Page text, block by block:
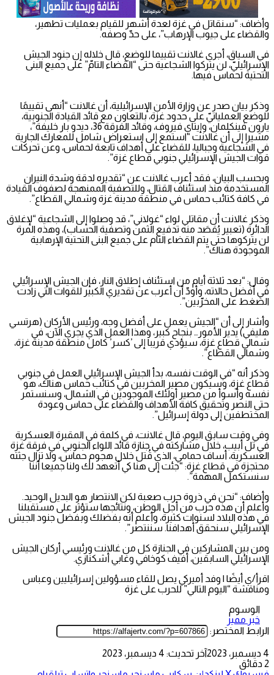
وأضاف: “سنقاتل في غزة لعدة أشهر للقيام بعمليات تطهير،
والقضاء على جيوب الإرهاب”، على حدّ وصفه.
في السياق، أجرى غالانت تقييما للوضع، قال خلاله إن جنود الجيش
الإسرائيليّ، لن يتركوا الشجاعية حتى “القضاء التامّ” على جميع البنى
التحتية لحماس فيها.
وذكر بيان صدر عن وزارة الأمن الإسرائيلية، أن غالانت “أنهى تقييمًا
للوضع العملياتيّ على حدود غزة، بالتعاون مع قائد القيادة الجنوبية،
يارون فينكلمان، وإيتاي فيروف، وقائد الفرقة 36، ديدو بار خليفة”،
مشيرا إلى أن غالانت “استمع إلى استعراض شامل للمعارك الجارية
في الشجاعية وجباليا، للقضاء على أهداف تابعة لحماس، وعن تحركات
قوات الجيش الإسرائيلي جنوبي قطاع غزة”.
وبحسب البيان، فقد أعرب غالانت عن “تقديره لدقة وشدة النيران
المستخدمة منذ استئناف القتال، وللتصفية الممنهجة لصفوف القيادة
في كافة كتائب حماس في منطقة مدينة غزة وشمالي القطاع”.
وذكر غالانت أن مقاتلي لواء “غولاني”، قد وصلوا إلى الشجاعية “لإغلاق
الدائرة (تعبير يُقصَد منه تدفيع الثمن وتصفية الحساب)، وهذه المرة
لن يتركوها حتى يتم القضاء التام على جميع البنى التحتية الإرهابية
الموجودة هناك”.
وقال: “بعد ثلاثة أيام من استئناف إطلاق النار، فإن الجيش الإسرائيلي
في أفضل حالاته، وأودّ أن أعرب عن تقديري الكبير للقوات التي زادت
الضغط على المخرّبين”.
وأشار إلى أن “الجيش يعمل على أفضل وجه، ورئيس الأركان (هرتسي
هليفي) يدير الأمور… بنجاح كبير، وهذا العمل الذي يجري الآن، في
شمالي قطاع غزة، سيؤدي قريبا إلى ’كسر’ كامل منطقة مدينة غزة،
وشمالي القطاع”.
وذكر أنه “في الوقت نفسه، بدأ الجيش الإسرائيلي العمل في جنوبي
قطاع غزة، وسيكون مصير المخربين في كتائب حماس هناك، هو
نفسه وأسوأ من مصير أولئك الموجودين في الشمال، وسنستمر
حتى النصر وتحقيق كافة الأهداف والقضاء على حماس وعودة
المختطفين إلى دولة إسرائيل”.
وفي وقت سابق اليوم، قال غالانت، في كلمة في المقبرة العسكرية
في تل أبيب، خلال مشاركته في جنازة قائد اللواء الجنوبي في فرقة غزة
العسكرية، أساف حمامي، الذي قُتل خلال هجوم حماس، ولا تزال جثته
محتجزة في قطاع غزة: “جئت إلى هنا كي أتعهد لك ولنا جميعا أننا
سنستكمل المهمة”.
وأضاف: “نحن في ذروة حرب صعبة لكن الانتصار هو البديل الوحيد.
وأعلم أن هذه حرب من أجل الوطن، ونتائجها ستؤثر على مستقبلنا
في هذه البلاد لسنوات كثيرة، وأعلم أنه بفضلك وبفضل جنود الجيش
الإسرائيلي سنحقق أهدافنا. سننتصر”.
ومن بين المشاركين في الجنازة كل من غالانت ورئيسي أركان الجيش
الإسرائيلي السابقين، أفيف كوخافي وغابي أشكنازي.
اقرأ/ي أيضًا | وفد أميركي يصل للقاء مسؤولين إسرائيليين وعباس
ومناقشة “اليوم التالي” للحرب على غزة
الوسوم
خبر مميز
الرابط المختصر:
4 ديسمبر، 2023
آخر تحديث: 4 ديسمبر، 2023
2 دقائق